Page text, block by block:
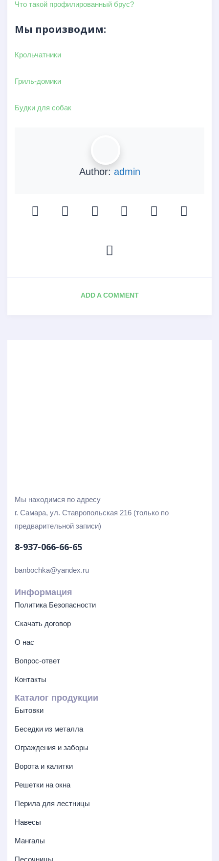
Что такой профилированный брус?
Мы производим:
Крольчатники
Гриль-домики
Будки для собак
Author: admin
ADD A COMMENT
Мы находимся по адресу
г. Самара, ул. Ставропольская 216 (только по
предварительной записи)
8-937-066-66-65
banbochka@yandex.ru
Информация
Политика Безопасности
Скачать договор
О нас
Вопрос-ответ
Контакты
Каталог продукции
Бытовки
Беседки из металла
Ограждения и заборы
Ворота и калитки
Решетки на окна
Перила для лестницы
Навесы
Мангалы
Песочницы